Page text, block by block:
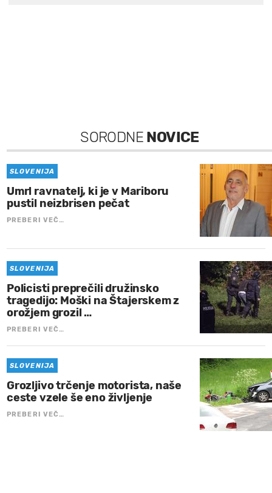
SORODNE NOVICE
SLOVENIJA
Umrl ravnatelj, ki je v Mariboru
pustil neizbrisen pečat
PREBERI VEČ…
SLOVENIJA
Policisti preprečili družinsko
tragedijo: Moški na Štajerskem z
orožjem grozil …
PREBERI VEČ…
SLOVENIJA
Grozljivo trčenje motorista, naše
ceste vzele še eno življenje
PREBERI VEČ…